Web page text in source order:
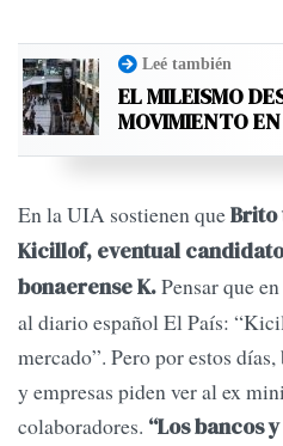
Leé también
EL MILEISMO
MOVIMIENTO
En la UIA sostienen queBrito
Kicillof, eventual
bonaerense K.Pensar que
al diario español El País:
mercado”. Pero por estos
y empresas piden ver al ex
colaboradores. “Los bancos